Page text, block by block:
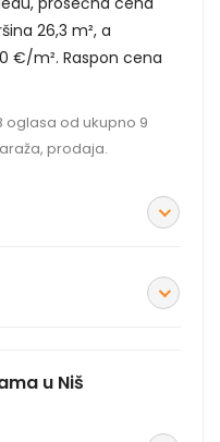
26,3 m², a
€/m². Raspon cena
oglasa od ukupno 9
prodaja.
u Niš